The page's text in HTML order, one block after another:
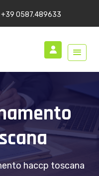
+39 0587.489633
haccp toscana